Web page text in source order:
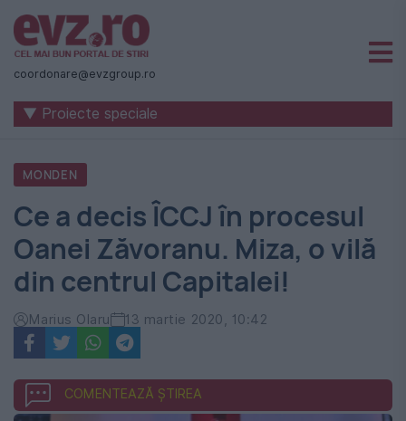
Știri
naționale
internaționale
România
-
Evenimentul
Zilei
coordonare@evzgroup.ro
▼ Proiecte speciale
MONDEN
Ce a decis ÎCCJ în procesul
Oanei Zăvoranu. Miza, o vilă
din centrul Capitalei!
Marius Olaru 13 martie 2020, 10:42
COMENTEAZĂ ȘTIREA